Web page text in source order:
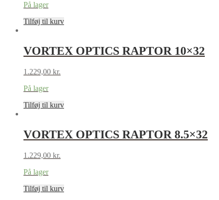
På lager
Tilføj til kurv
VORTEX OPTICS RAPTOR 10×32
1.229,00 kr.
På lager
Tilføj til kurv
VORTEX OPTICS RAPTOR 8.5×32
1.229,00 kr.
På lager
Tilføj til kurv